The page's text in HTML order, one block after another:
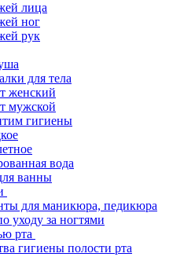
лица
ног
рук
для тела
женский
мужской
гигиены
вода
ванны
для маникюра, педикюра
уходу за ногтями
рта
гигиены полости рта